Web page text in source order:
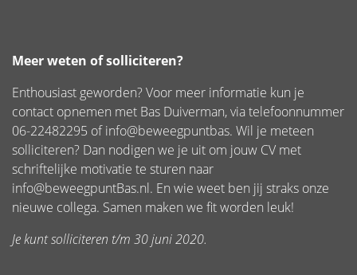
Meer weten of solliciteren?
Enthousiast geworden? Voor meer informatie kun je
contact opnemen met Bas Duiverman, via telefoonnummer
06-22482295 of info@beweegpuntbas. Wil je meteen
solliciteren? Dan nodigen we je uit om jouw CV met
schriftelijke motivatie te sturen naar
info@beweegpuntBas.nl. En wie weet ben jij straks onze
nieuwe collega. Samen maken we fit worden leuk!
Je kunt solliciteren t/m 30 juni 2020.